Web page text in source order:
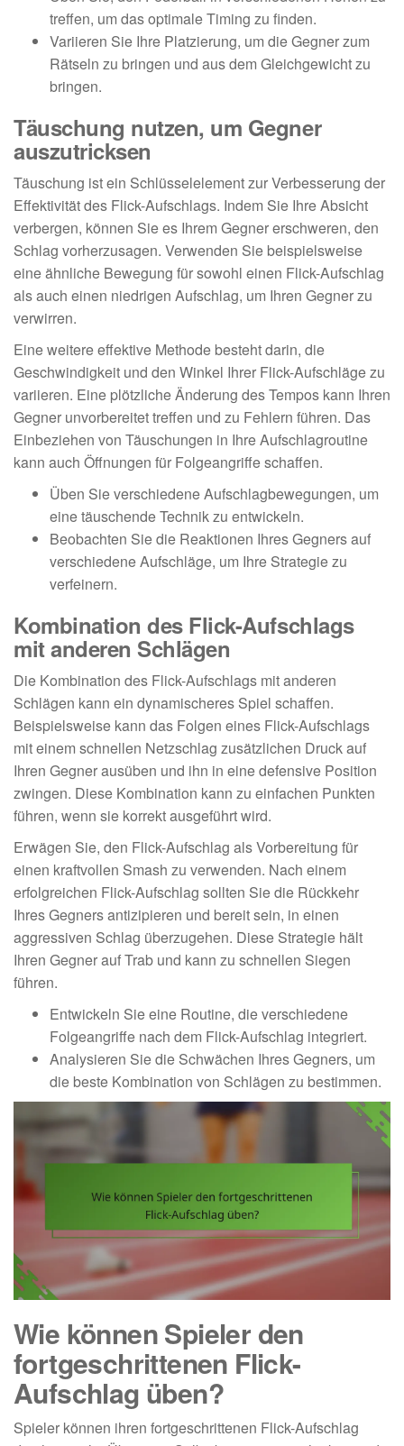
treffen, um das optimale Timing zu finden.
Variieren Sie Ihre Platzierung, um die Gegner zum
Rätseln zu bringen und aus dem Gleichgewicht zu
bringen.
Täuschung nutzen, um Gegner
auszutricksen
Täuschung ist ein Schlüsselelement zur Verbesserung der
Effektivität des Flick-Aufschlags. Indem Sie Ihre Absicht
verbergen, können Sie es Ihrem Gegner erschweren, den
Schlag vorherzusagen. Verwenden Sie beispielsweise
eine ähnliche Bewegung für sowohl einen Flick-Aufschlag
als auch einen niedrigen Aufschlag, um Ihren Gegner zu
verwirren.
Eine weitere effektive Methode besteht darin, die
Geschwindigkeit und den Winkel Ihrer Flick-Aufschläge zu
variieren. Eine plötzliche Änderung des Tempos kann Ihren
Gegner unvorbereitet treffen und zu Fehlern führen. Das
Einbeziehen von Täuschungen in Ihre Aufschlagroutine
kann auch Öffnungen für Folgeangriffe schaffen.
Üben Sie verschiedene Aufschlagbewegungen, um
eine täuschende Technik zu entwickeln.
Beobachten Sie die Reaktionen Ihres Gegners auf
verschiedene Aufschläge, um Ihre Strategie zu
verfeinern.
Kombination des Flick-Aufschlags
mit anderen Schlägen
Die Kombination des Flick-Aufschlags mit anderen
Schlägen kann ein dynamischeres Spiel schaffen.
Beispielsweise kann das Folgen eines Flick-Aufschlags
mit einem schnellen Netzschlag zusätzlichen Druck auf
Ihren Gegner ausüben und ihn in eine defensive Position
zwingen. Diese Kombination kann zu einfachen Punkten
führen, wenn sie korrekt ausgeführt wird.
Erwägen Sie, den Flick-Aufschlag als Vorbereitung für
einen kraftvollen Smash zu verwenden. Nach einem
erfolgreichen Flick-Aufschlag sollten Sie die Rückkehr
Ihres Gegners antizipieren und bereit sein, in einen
aggressiven Schlag überzugehen. Diese Strategie hält
Ihren Gegner auf Trab und kann zu schnellen Siegen
führen.
Entwickeln Sie eine Routine, die verschiedene
Folgeangriffe nach dem Flick-Aufschlag integriert.
Analysieren Sie die Schwächen Ihres Gegners, um
die beste Kombination von Schlägen zu bestimmen.
Wie können Spieler den
fortgeschrittenen Flick-
Aufschlag üben?
Spieler können ihren fortgeschrittenen Flick-Aufschlag